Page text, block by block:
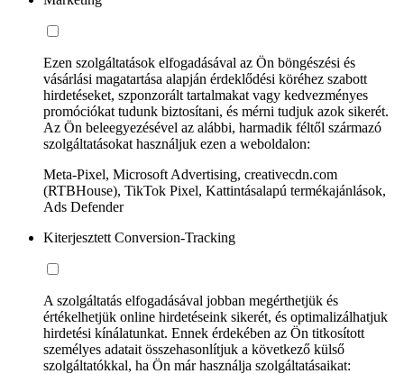
Ezen szolgáltatások elfogadásával az Ön böngészési és
vásárlási magatartása alapján érdeklődési köréhez szabott
hirdetéseket, szponzorált tartalmakat vagy kedvezményes
promóciókat tudunk biztosítani, és mérni tudjuk azok sikerét.
Az Ön beleegyezésével az alábbi, harmadik féltől származó
szolgáltatásokat használjuk ezen a weboldalon:
Meta-Pixel, Microsoft Advertising, creativecdn.com
(RTBHouse), TikTok Pixel, Kattintásalapú termékajánlások,
Ads Defender
Kiterjesztett Conversion-Tracking
A szolgáltatás elfogadásával jobban megérthetjük és
értékelhetjük online hirdetéseink sikerét, és optimalizálhatjuk
hirdetési kínálatunkat. Ennek érdekében az Ön titkosított
személyes adatait összehasonlítjuk a következő külső
szolgáltatókkal, ha Ön már használja szolgáltatásaikat: